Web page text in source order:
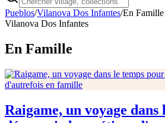
Pueblos/Vilanova Dos Infantes/En Famille
Vilanova Dos Infantes
En Famille
Raigame, un voyage dans